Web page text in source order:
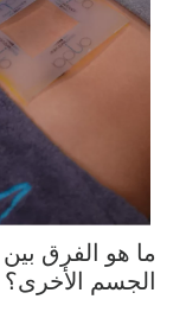
ما هو الفرق
الجسم الأخرى؟